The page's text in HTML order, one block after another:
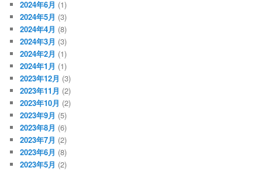
2024年6月 (1)
2024年5月 (3)
2024年4月 (8)
2024年3月 (3)
2024年2月 (1)
2024年1月 (1)
2023年12月 (3)
2023年11月 (2)
2023年10月 (2)
2023年9月 (5)
2023年8月 (6)
2023年7月 (2)
2023年6月 (8)
2023年5月 (2)